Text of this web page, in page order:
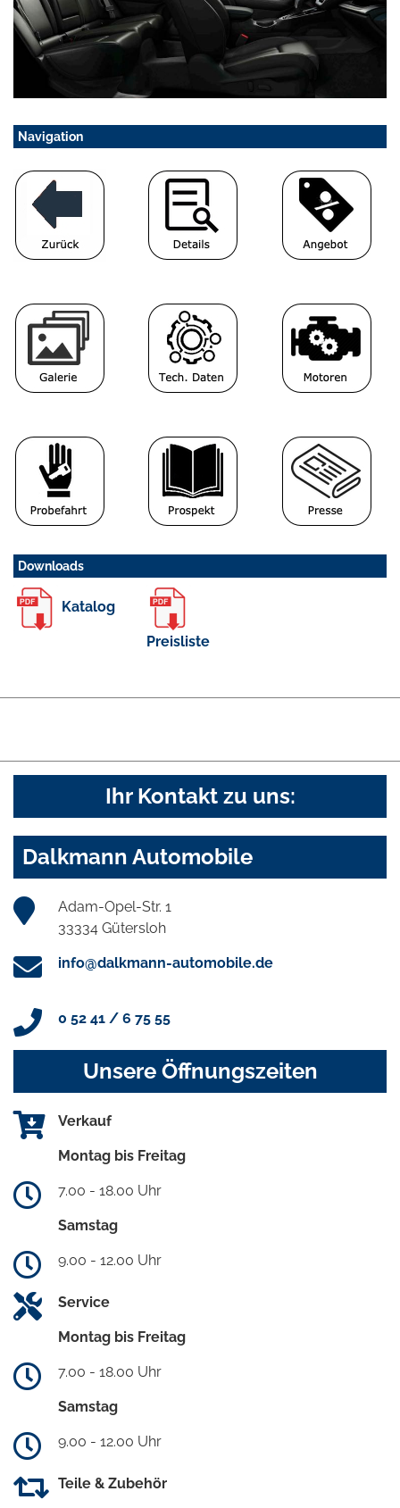
Navigation
Downloads
Katalog
Preisliste
Ihr Kontakt zu uns:
Dalkmann Automobile
Adam-Opel-Str. 1
33334 Gütersloh
info@dalkmann-automobile.de
0 52 41 / 6 75 55
Unsere Öffnungszeiten
Verkauf
Montag bis Freitag
7.00 - 18.00 Uhr
Samstag
9.00 - 12.00 Uhr
Service
Montag bis Freitag
7.00 - 18.00 Uhr
Samstag
9.00 - 12.00 Uhr
Teile & Zubehör